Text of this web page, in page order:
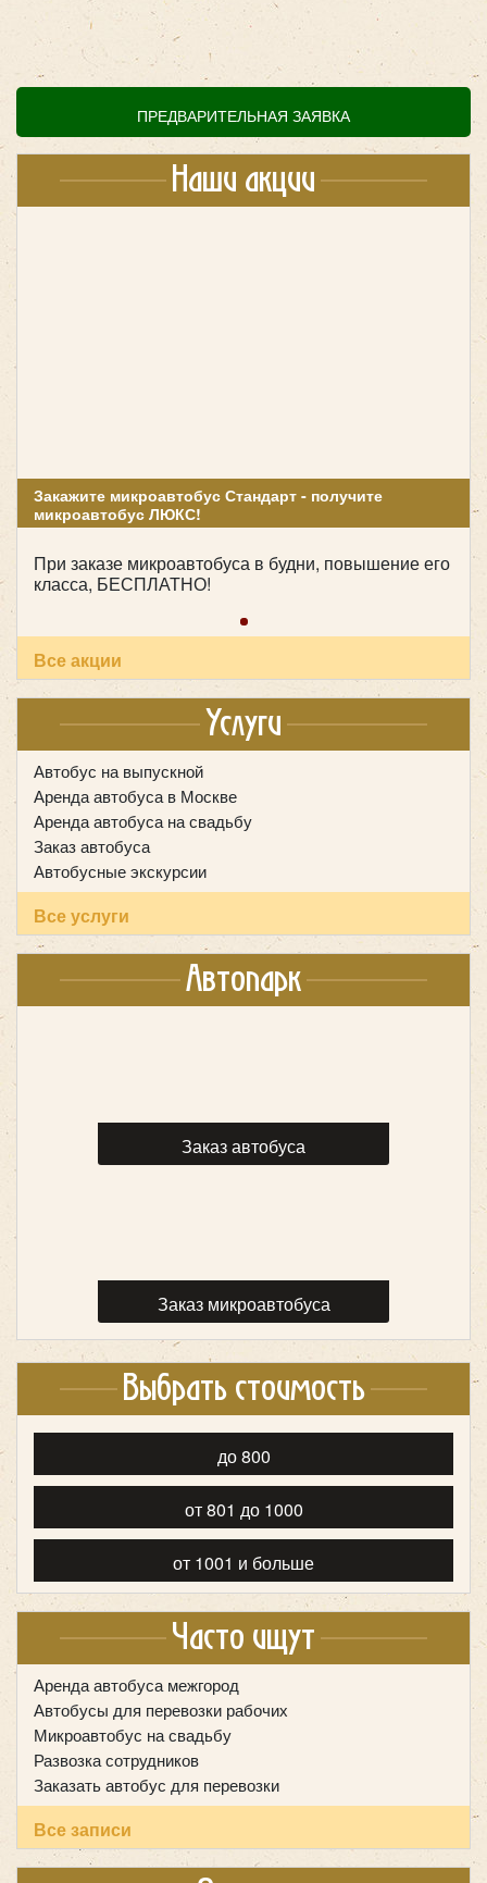
ПРЕДВАРИТЕЛЬНАЯ ЗАЯВКА
Наши акции
Закажите микроавтобус Стандарт - получите
микроавтобус ЛЮКС!
При заказе микроавтобуса в будни, повышение его
класса, БЕСПЛАТНО!
Все акции
Услуги
Автобус на выпускной
Аренда автобуса в Москве
Аренда автобуса на свадьбу
Заказ автобуса
Автобусные экскурсии
Все услуги
Автопарк
Заказ автобуса
Заказ микроавтобуса
Выбрать стоимость
до 800
от 801 до 1000
от 1001 и больше
Часто ищут
Аренда автобуса межгород
Автобусы для перевозки рабочих
Микроавтобус на свадьбу
Развозка сотрудников
Заказать автобус для перевозки
Все записи
Стоимость аренды автобуса с водителем в час
начинается от 800 руб/час. При этом в вашем
распоряжении всё нужное для спокойной и удобной
поездки.
Аренда автобуса вместительностью
от 35 до 45 мест
Количество мест:
Цена от:2400 руб/час
Shen Long 35 мест
Количество мест:35
Цена от:2800 руб/час
Higer KLQ 6885